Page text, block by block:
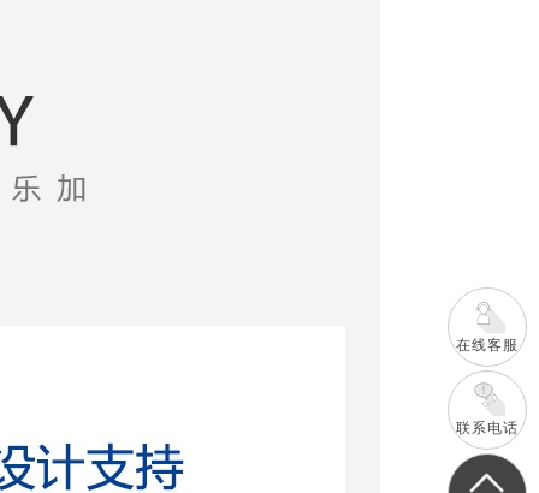
在线客服
联系电话